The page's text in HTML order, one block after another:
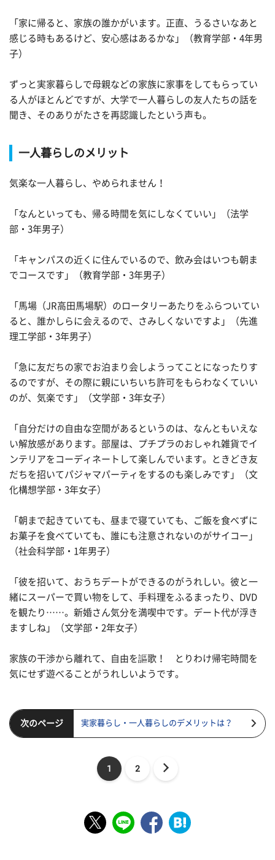
「家に帰ると、家族の誰かがいます。正直、うるさいなあと
感じる時もあるけど、安心感はあるかな」（教育学部・4年男
子）
ずっと実家暮らしで母親などの家族に家事をしてもらってい
る人がほとんどですが、大学で一人暮らしの友人たちの話を
聞き、そのありがたさを再認識したという声も。
一人暮らしのメリット
気楽な一人暮らし、やめられません！
「なんといっても、帰る時間を気にしなくていい」（法学
部・3年男子）
「キャンパスの近くに住んでいるので、飲み会はいつも朝ま
でコースです」（教育学部・3年男子）
「馬場（JR高田馬場駅）のロータリーあたりをふらついてい
ると、誰かしらに会えるので、さみしくないですよ」（先進
理工学部・3年男子）
「急に友だちの家でお泊まり会しようってことになったりす
るのですが、その際に親にいちいち許可をもらわなくていい
のが、気楽です」（文学部・3年女子）
「自分だけの自由な空間があるというのは、なんともいえな
い解放感があります。部屋は、プチプラのおしゃれ雑貨でイ
ンテリアをコーディネートして楽しんでいます。ときどき友
だちを招いてパジャマパーティをするのも楽しみです」（文
化構想学部・3年女子）
「朝まで起きていても、昼まで寝ていても、ご飯を食べずに
お菓子を食べていても、誰にも注意されないのがサイコー」
（社会科学部・1年男子）
「彼を招いて、おうちデートができるのがうれしい。彼と一
緒にスーパーで買い物をして、手料理をふるまったり、DVD
を観たり……。新婚さん気分を満喫中です。デート代が浮き
ますしね」（文学部・2年女子）
家族の干渉から離れて、自由を謳歌！ とりわけ帰宅時間を
気にせず遊べることがうれしいようです。
次のページ 実家暮らし・一人暮らしのデメリットは？
1 2